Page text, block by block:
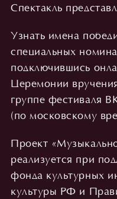
Спектакль
Узнать имена
специальных
подключившись
Церемонии
группе фестиваля
(по московскому
Проект
реализуется при
фонда культурных
культуры РФ и